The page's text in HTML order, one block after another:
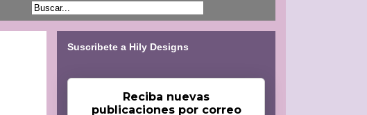
Suscribete a Hily Designs
Reciba nuevas
publicaciones por correo